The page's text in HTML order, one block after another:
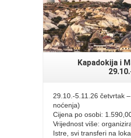
Kapadokija i
29.10.-5.11.26 četvrtak
noćenja)
Cijena po osobi:
Vrijednost više:
Istre, svi transferi na